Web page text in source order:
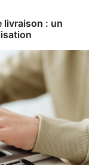
livraison : un